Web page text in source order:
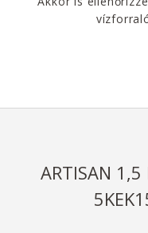
ARTISAN 1,5